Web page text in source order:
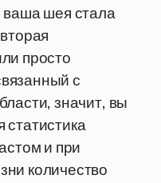
шея стала
просто
с
значит, вы
и при
количество